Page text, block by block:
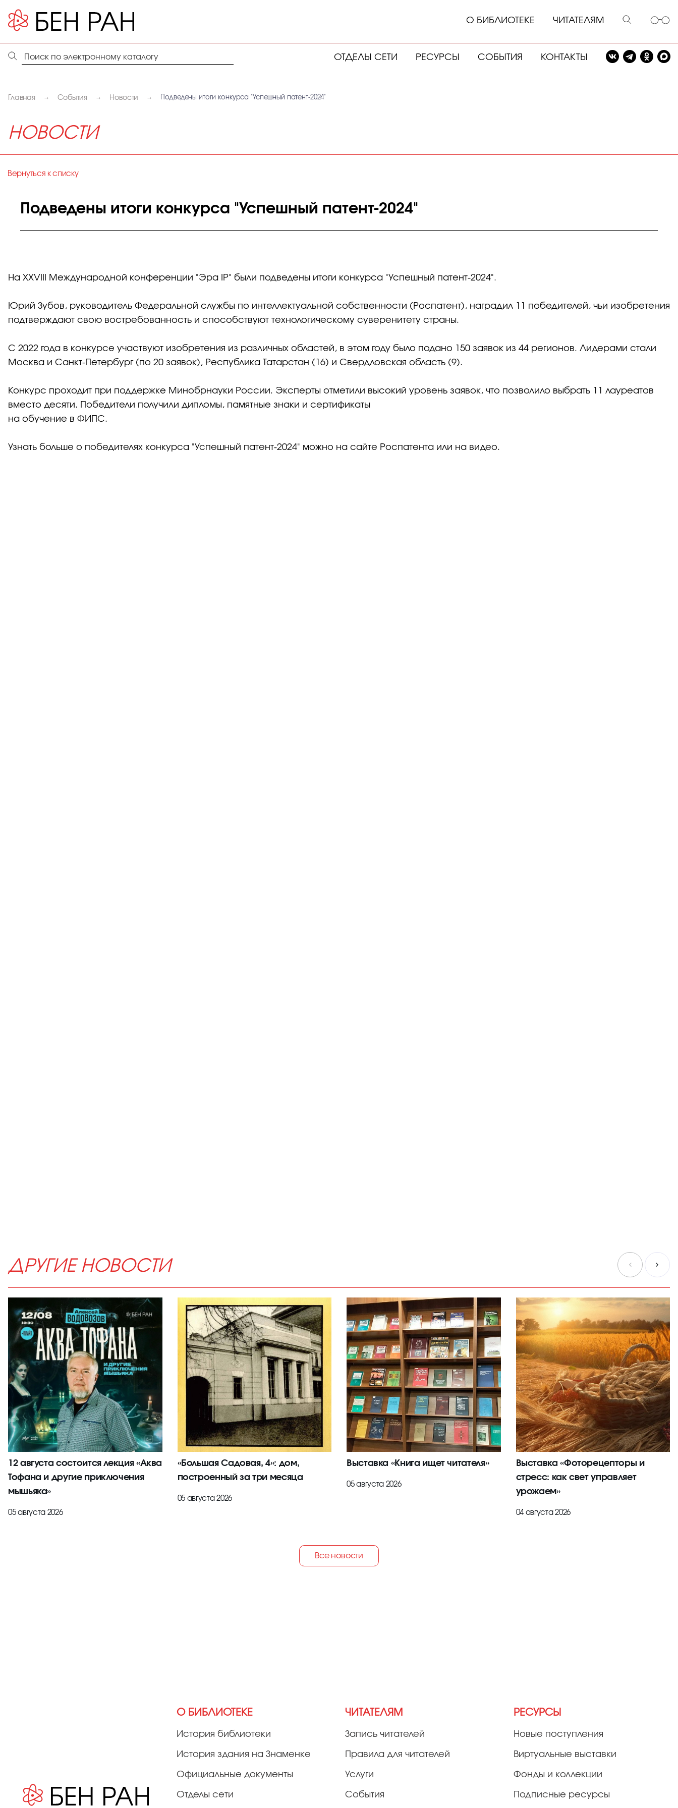
О БИБЛИОТЕКЕ ЧИТАТЕЛЯМ
ОТДЕЛЫ СЕТИ РЕСУРСЫ СОБЫТИЯ КОНТАКТЫ
Главная События Новости Подведены итоги конкурса "Успешный патент-2024"
НОВОСТИ
Вернуться к списку
Подведены итоги конкурса "Успешный патент-2024"
На XXVIII Международной конференции "Эра IP" были подведены итоги конкурса "Успешный патент-2024".
Юрий Зубов, руководитель Федеральной службы по интеллектуальной собственности (Роспатент), наградил 11 победителей, чьи изобретения
подтверждают свою востребованность и способствуют технологическому суверенитету страны.
С 2022 года в конкурсе участвуют изобретения из различных областей, в этом году было подано 150 заявок из 44 регионов. Лидерами стали
Москва и Санкт-Петербург (по 20 заявок), Республика Татарстан (16) и Свердловская область (9).
Конкурс проходит при поддержке Минобрнауки России. Эксперты отметили высокий уровень заявок, что позволило выбрать 11 лауреатов
вместо десяти. Победители получили дипломы, памятные знаки и сертификаты
на обучение в ФИПС.
Узнать больше о победителях конкурса "Успешный патент-2024" можно на сайте Роспатента или на видео.
ДРУГИЕ НОВОСТИ
12 августа состоится лекция «Аква
Тофана и другие приключения
мышьяка»
05 августа 2026
«Большая Садовая, 4»: дом,
построенный за три месяца
05 августа 2026
Выставка «Книга ищет читателя»
05 августа 2026
Выставка «Фоторецепторы и
стресс: как свет управляет
урожаем»
04 августа 2026
Все новости
О БИБЛИОТЕКЕ
История библиотеки
История здания на Знаменке
Официальные документы
Отделы сети
ЧИТАТЕЛЯМ
Запись читателей
Правила для читателей
Услуги
События
РЕСУРСЫ
Новые поступления
Виртуальные выставки
Фонды и коллекции
Подписные ресурсы